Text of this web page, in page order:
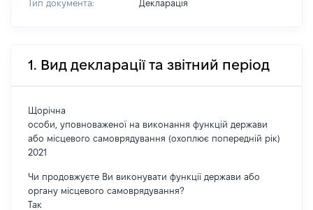
Тип документа: Декларація
1. Вид декларації та звітний період
Щорічна
особи, уповноваженої на виконання функцій держави
або місцевого самоврядування (охоплює попередній рік)
2021
Чи продовжуєте Ви виконувати функції держави або
органу місцевого самоврядування?
Так